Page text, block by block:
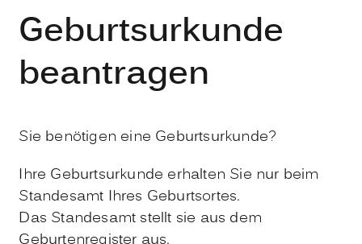
Geburtsurkunde
beantragen
Sie benötigen eine Geburtsurkunde?
Ihre Geburtsurkunde erhalten Sie nur beim
Standesamt Ihres Geburtsortes.
Das Standesamt stellt sie aus dem